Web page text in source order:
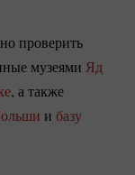
проверить
музеями Яд
, а также
и базу